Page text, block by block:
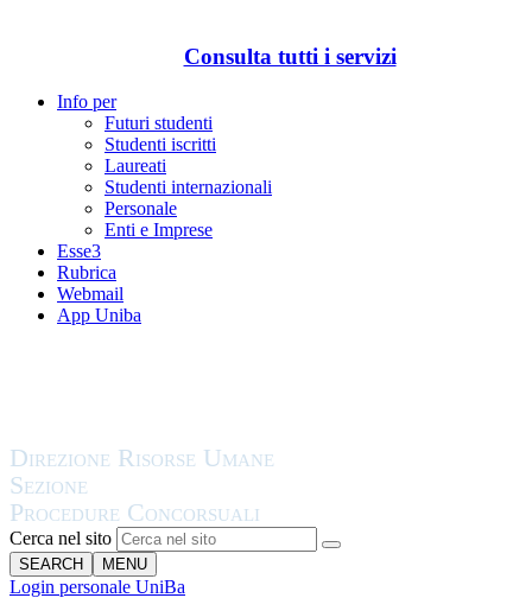
Consulta tutti i servizi
Info per
Futuri studenti
Studenti iscritti
Laureati
Studenti internazionali
Personale
Enti e Imprese
Esse3
Rubrica
Webmail
App Uniba
Cerca nel sito
SEARCH MENU
Login personale UniBa